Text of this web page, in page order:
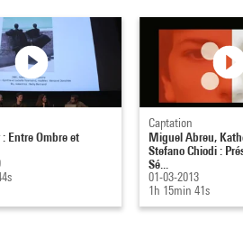
Entre Ombre et
Captation
Miguel Abreu,
Stefano Chiodi :
Sé...
01-03-2013
1h 15min 41s